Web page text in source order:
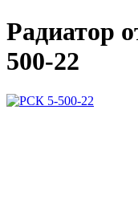
Радиатор
500-22